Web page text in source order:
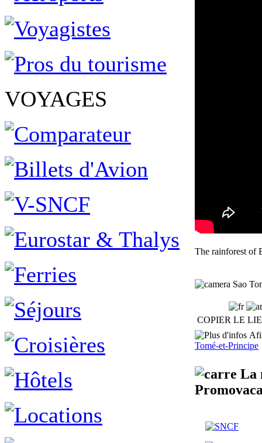
VOYAGES
The rainforest of
Sao
COPIER LE
Tomé-et-Principe
La